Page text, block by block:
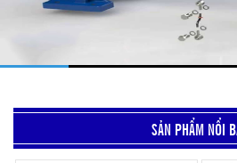
SẢN PHẨM NỔI